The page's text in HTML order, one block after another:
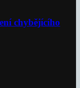
chybějícího